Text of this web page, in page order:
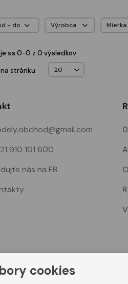
sa 0-0 z 0 výsledkov
stránku
910 101 600
nás na FB
cookies